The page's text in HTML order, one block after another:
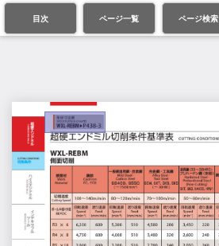
目次 ページ一覧 ページ検索